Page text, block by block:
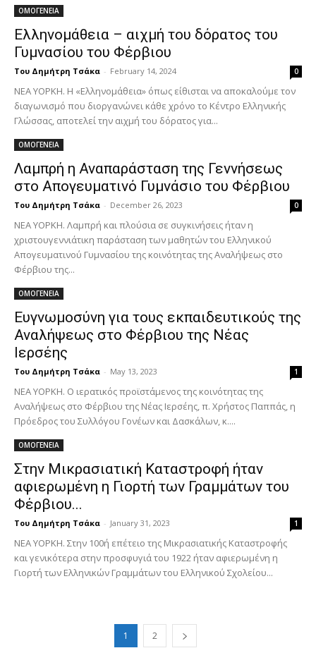
ΟΜΟΓΕΝΕΙΑ
Ελληνομάθεια – αιχμή του δόρατος του
Γυμνασίου του Φέρβιου
Του Δημήτρη Τσάκα - February 14, 2024 0
ΝΕΑ ΥΟΡΚΗ. Η «Ελληνομάθεια» όπως είθισται να αποκαλούμε τον
διαγωνισμό που διοργανώνει κάθε χρόνο το Κέντρο Ελληνικής
Γλώσσας, αποτελεί την αιχμή του δόρατος για...
ΟΜΟΓΕΝΕΙΑ
Λαμπρή η Αναπαράσταση της Γεννήσεως
στο Απογευματινό Γυμνάσιο του Φέρβιου
Του Δημήτρη Τσάκα - December 26, 2023 0
ΝΕΑ ΥΟΡΚΗ. Λαμπρή και πλούσια σε συγκινήσεις ήταν η
χριστουγεννιάτικη παράσταση των μαθητών του Ελληνικού
Απογευματινού Γυμνασίου της κοινότητας της Αναλήψεως στο
Φέρβιου της...
ΟΜΟΓΕΝΕΙΑ
Ευγνωμοσύνη για τους εκπαιδευτικούς της
Αναλήψεως στο Φέρβιου της Νέας
Ιερσέης
Του Δημήτρη Τσάκα - May 13, 2023 1
ΝΕΑ ΥΟΡΚΗ. Ο ιερατικός προϊστάμενος της κοινότητας της
Αναλήψεως στο Φέρβιου της Νέας Ιερσέης, π. Χρήστος Παππάς, η
Πρόεδρος του Συλλόγου Γονέων και Δασκάλων, κ....
ΟΜΟΓΕΝΕΙΑ
Στην Μικρασιατική Καταστροφή ήταν
αφιερωμένη η Γιορτή των Γραμμάτων του
Φέρβιου...
Του Δημήτρη Τσάκα - January 31, 2023 1
ΝΕΑ ΥΟΡΚΗ. Στην 100ή επέτειο της Μικρασιατικής Καταστροφής
και γενικότερα στην προσφυγιά του 1922 ήταν αφιερωμένη η
Γιορτή των Ελληνικών Γραμμάτων του Ελληνικού Σχολείου...
1 2